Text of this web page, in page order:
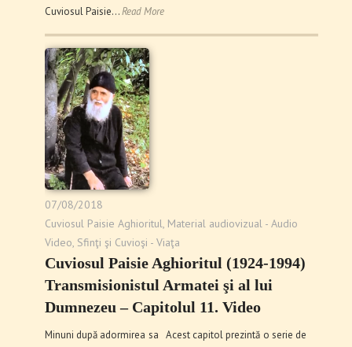
Cuviosul Paisie…Read More
07/08/2018
Cuviosul Paisie Aghioritul, Material audiovizual - Audio
Video, Sfinţi şi Cuvioşi - Viaţa
Cuviosul Paisie Aghioritul (1924-1994)
Transmisionistul Armatei şi al lui
Dumnezeu – Capitolul 11. Video
Minuni după adormirea sa Acest capitol prezintă o serie de